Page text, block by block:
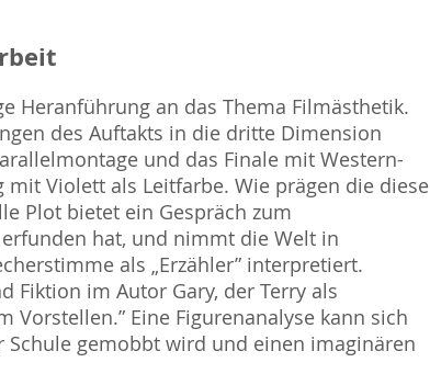
Heranführung an das Thema Filmästhetik.
des Auftakts in die dritte Dimension
und das Finale mit Western-
Violett als Leitfarbe. Wie prägen die diese
Plot bietet ein Gespräch zum
hat, und nimmt die Welt in
als „Erzähler” interpretiert.
Fiktion im Autor Gary, der Terry als
Eine Figurenanalyse kann sich
gemobbt wird und einen imaginären